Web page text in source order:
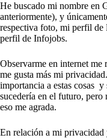
He buscado mi nombre en
anteriormente), y
respectiva foto, mi perfil
perfil de Infojobs.
Observarme en internet me
me gusta más mi
importancia a estas cosas
sucedería en el futuro, pero
eso me agrada.
En relación a mi privacidad